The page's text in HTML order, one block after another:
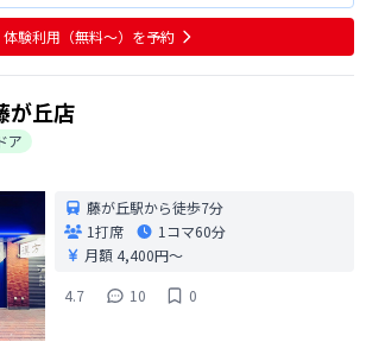
体験利用（無料〜）を予約
が丘店
ア
藤が丘駅から徒歩7分
1打席
1コマ60分
月額 4,400円〜
4.7
10 0